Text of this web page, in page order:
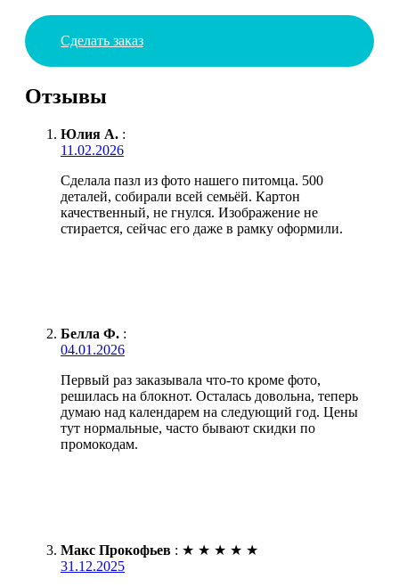
Сделать заказ
Отзывы
Юлия А. :
11.02.2026
Сделала пазл из фото нашего питомца. 500
деталей, собирали всей семьёй. Картон
качественный, не гнулся. Изображение не
стирается, сейчас его даже в рамку оформили.
Белла Ф. :
04.01.2026
Первый раз заказывала что-то кроме фото,
решилась на блокнот. Осталась довольна, теперь
думаю над календарем на следующий год. Цены
тут нормальные, часто бывают скидки по
промокодам.
Макс Прокофьев : ★ ★ ★ ★ ★
31.12.2025